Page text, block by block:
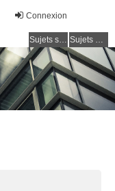
Connexion
Sujets sans réponse Sujets actifs